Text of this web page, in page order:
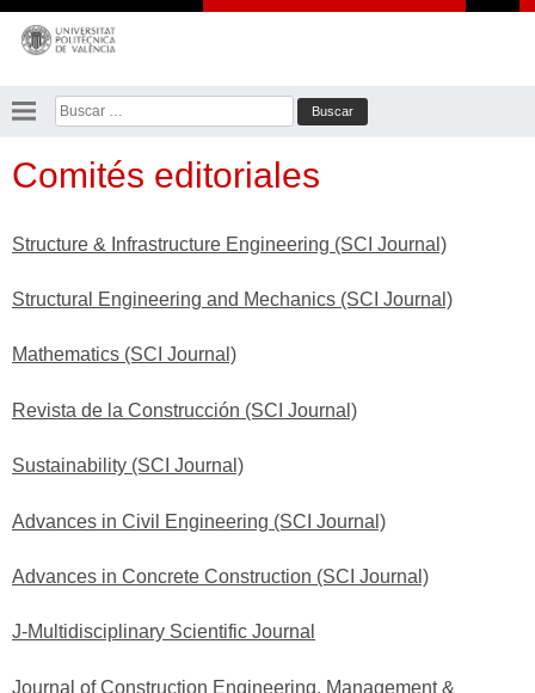
Saltar
contenido
Buscar:
Comités editoriales
Structure & Infrastructure Engineering (SCI Journal)
Structural Engineering and Mechanics (SCI Journal)
Mathematics (SCI Journal)
Revista de la Construcción (SCI Journal)
Sustainability (SCI Journal)
Advances in Civil Engineering (SCI Journal)
Advances in Concrete Construction (SCI Journal)
J-Multidisciplinary Scientific Journal
Journal of Construction Engineering, Management &